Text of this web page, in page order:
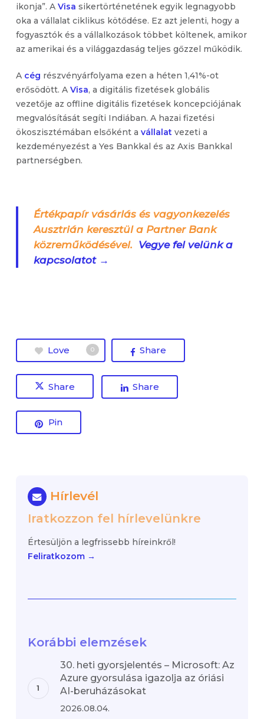
ikonja”. A Visa sikertörténetének egyik legnagyobb
oka a vállalat ciklikus kötődése. Ez azt jelenti, hogy a
fogyasztók és a vállalkozások többet költenek, amikor
az amerikai és a világgazdaság teljes gőzzel működik.
A cég részvényárfolyama ezen a héten 1,41%-ot
erősödött. A Visa, a digitális fizetések globális
vezetője az offline digitális fizetések koncepciójának
megvalósítását segíti Indiában. A hazai fizetési
ökoszisztémában elsőként a vállalat vezeti a
kezdeményezést a Yes Bankkal és az Axis Bankkal
partnerségben.
Értékpapír vásárlás és vagyonkezelés
Ausztrián keresztül a Partner Bank
közreműködésével. Vegye fel velünk a
kapcsolatot →
Love 0 Share
Share Share
Pin
Hírlevél
Iratkozzon fel hírlevelünkre
Értesüljön a legfrissebb híreinkről!
Feliratkozom →
Korábbi elemzések
30. heti gyorsjelentés – Microsoft: Az
Azure gyorsulása igazolja az óriási
AI-beruházásokat
2026.08.04.